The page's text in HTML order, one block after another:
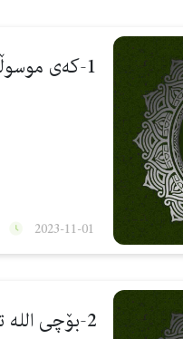
1-كه‌ی موسوڵمانان سه‌رئه‌كه‌ون؟
2023-11-01
2-بۆچی اللە تعلی قورئانی دابەزاندووه